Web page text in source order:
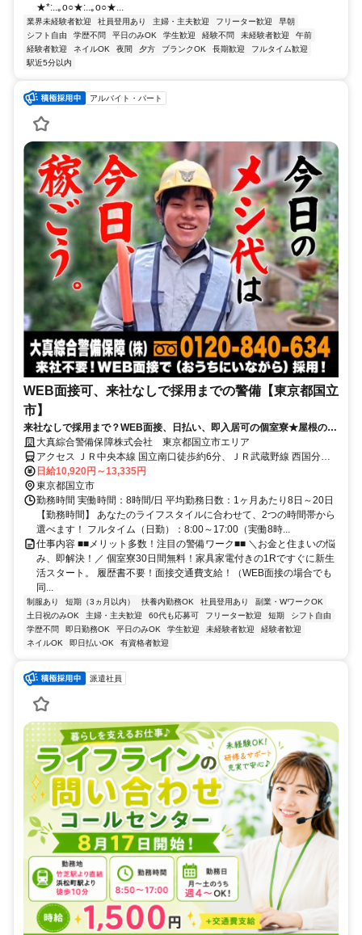
★*:..｡o○★:..｡o○★...
業界未経験者歓迎 社員登用あり 主婦・主夫歓迎 フリーター歓迎
早朝
シフト自由
学歴不問 平日のみOK 学生歓迎 経験不問 未経験者歓迎
午前
経験者歓迎
ネイルOK 夜間 夕方 ブランクOK 長期歓迎
フルタイム歓迎
駅近5分以内
アルバイト・パート
WEB面接可、来社なしで採用までの警備【東京都国立
市】
来社なしで採用まで？WEB面接、日払い、即入居可の個室寮★屋根の下
で交通誘導！直行直帰OK！
大真綜合警備保障株式会社 東京都国立市エリア
アクセス ＪＲ中央本線 国立南口徒歩約6分、ＪＲ武蔵野線 西国分寺
南口徒歩約20分、ＪＲ武蔵野線 西国分寺南口徒歩約20分 東京都国立
市エリア(平山城址公園駅、程久保駅、万願寺駅、南平駅、百草園駅)
日給10,920円～13,335円
東京都国立市
勤務時間 実働時間：8時間/日 平均勤務日数：1ヶ月あたり8日～20日
【勤務時間】 あなたのライフスタイルに合わせて、2つの時間帯から
選べます！ フルタイム（日勤）：8:00～17:00（実働8時...
仕事内容 ■■メリット多数！注目の警備ワーク■■ ＼お金と住まいの悩
み、即解決！／ 個室寮30日間無料！家具家電付きの1Rですぐに新生
活スタート。 履歴書不要！面接交通費支給！（WEB面接の場合でも
同...
制服あり 短期（3ヵ月以内） 扶養内勤務OK 社員登用あり
副業・WワークOK
土日祝のみOK
主婦・主夫歓迎 60代も応募可 フリーター歓迎 短期
シフト自由
学歴不問
即日勤務OK 平日のみOK 学生歓迎 未経験者歓迎
経験者歓迎
ネイルOK
即日払いOK 有資格者歓迎
派遣社員